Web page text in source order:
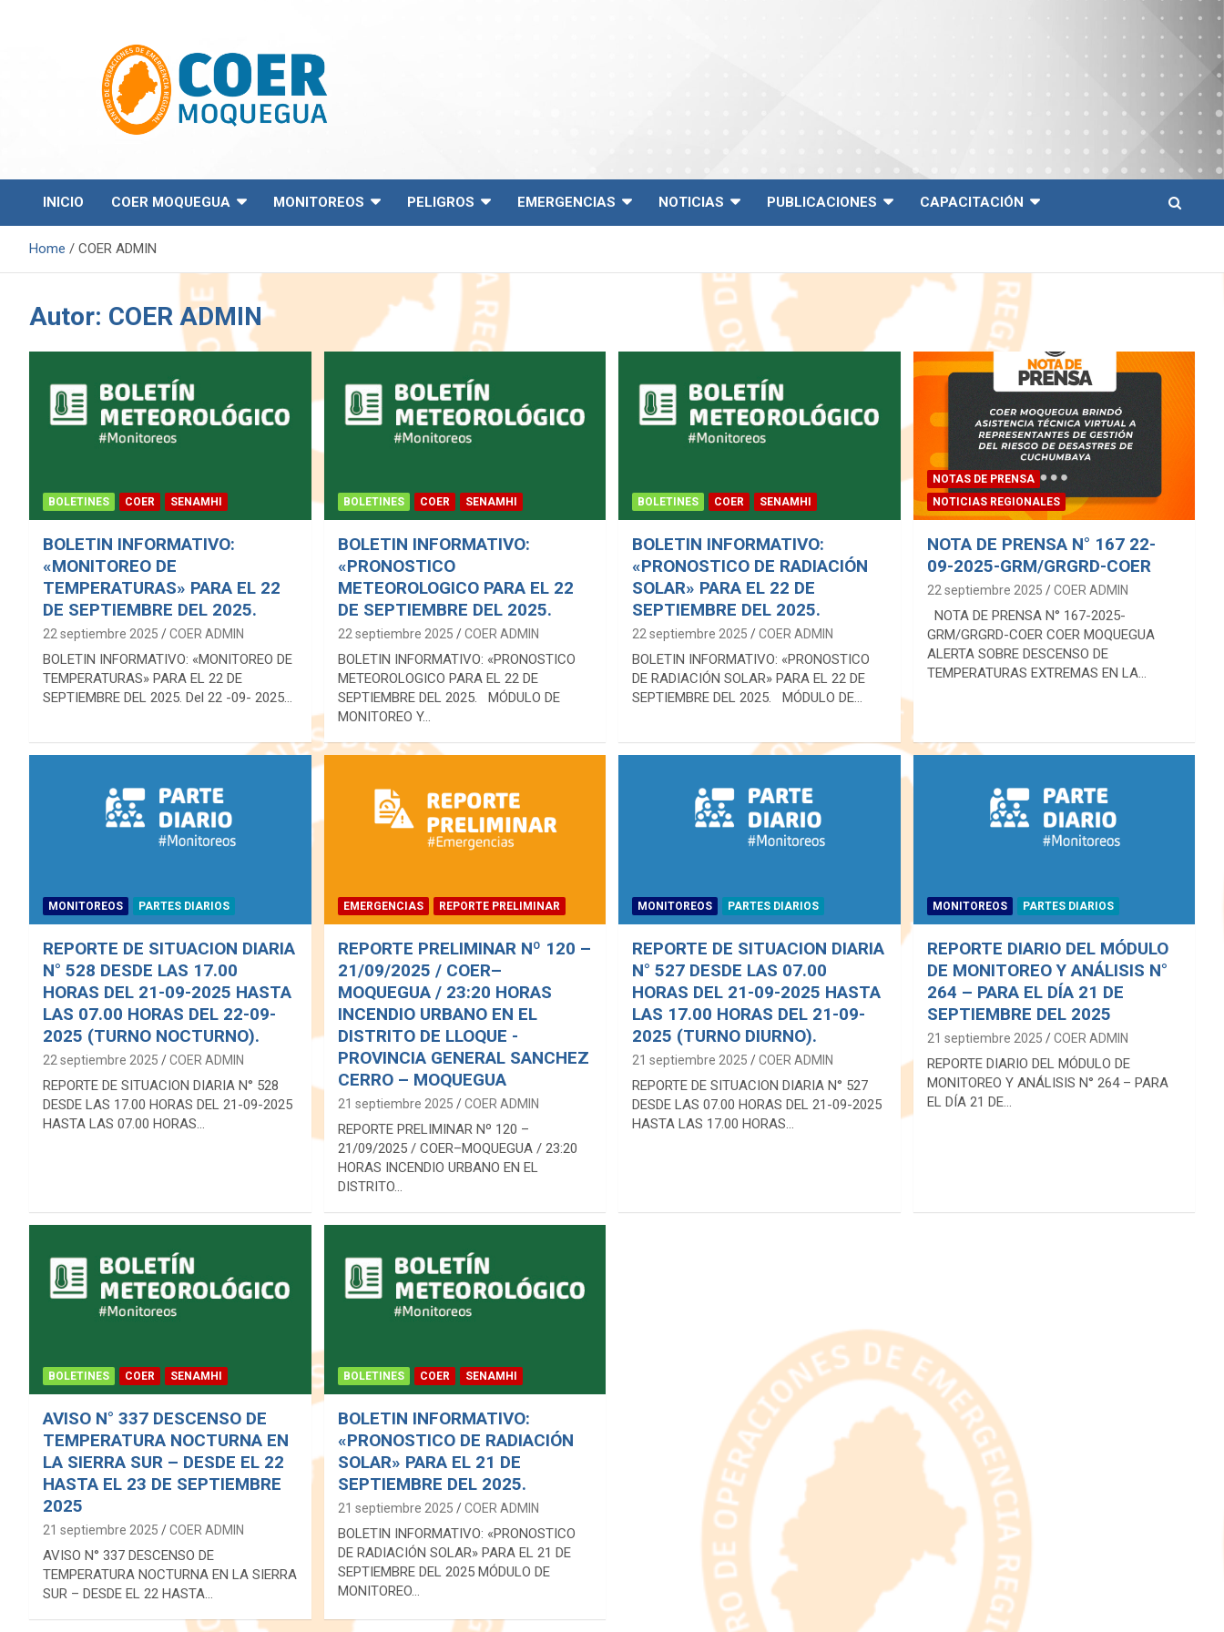
t
COER Moquegua
INICIO COER MOQUEGUA MONITOREOS PELIGROS EMERGENCIAS NOTICIAS PUBLICACIONES CAPACITACIÓN
Home COER ADMIN
Autor: COER ADMIN
BOLETINES COER SENAMHI
BOLETIN INFORMATIVO:
«MONITOREO DE
TEMPERATURAS» PARA EL 22
DE SEPTIEMBRE DEL 2025.
22 septiembre 2025 COER ADMIN
BOLETIN INFORMATIVO: «MONITOREO DE
TEMPERATURAS» PARA EL 22 DE
SEPTIEMBRE DEL 2025. Del 22 -09- 2025…
BOLETINES COER SENAMHI
BOLETIN INFORMATIVO:
«PRONOSTICO
METEOROLOGICO PARA EL 22
DE SEPTIEMBRE DEL 2025.
22 septiembre 2025 COER ADMIN
BOLETIN INFORMATIVO: «PRONOSTICO
METEOROLOGICO PARA EL 22 DE
SEPTIEMBRE DEL 2025. MÓDULO DE
MONITOREO Y…
BOLETINES COER SENAMHI
BOLETIN INFORMATIVO:
«PRONOSTICO DE RADIACIÓN
SOLAR» PARA EL 22 DE
SEPTIEMBRE DEL 2025.
22 septiembre 2025 COER ADMIN
BOLETIN INFORMATIVO: «PRONOSTICO
DE RADIACIÓN SOLAR» PARA EL 22 DE
SEPTIEMBRE DEL 2025. MÓDULO DE…
NOTAS DE PRENSA
NOTICIAS REGIONALES
NOTA DE PRENSA N° 167 22-
09-2025-GRM/GRGRD-COER
22 septiembre 2025 COER ADMIN
NOTA DE PRENSA N° 167-2025-
GRM/GRGRD-COER COER MOQUEGUA
ALERTA SOBRE DESCENSO DE
TEMPERATURAS EXTREMAS EN LA…
MONITOREOS PARTES DIARIOS
REPORTE DE SITUACION DIARIA
N° 528 DESDE LAS 17.00
HORAS DEL 21-09-2025 HASTA
LAS 07.00 HORAS DEL 22-09-
2025 (TURNO NOCTURNO).
22 septiembre 2025 COER ADMIN
REPORTE DE SITUACION DIARIA N° 528
DESDE LAS 17.00 HORAS DEL 21-09-2025
HASTA LAS 07.00 HORAS…
EMERGENCIAS REPORTE PRELIMINAR
REPORTE PRELIMINAR Nº 120 –
21/09/2025 / COER–
MOQUEGUA / 23:20 HORAS
INCENDIO URBANO EN EL
DISTRITO DE LLOQUE -
PROVINCIA GENERAL SANCHEZ
CERRO – MOQUEGUA
21 septiembre 2025 COER ADMIN
REPORTE PRELIMINAR Nº 120 –
21/09/2025 / COER–MOQUEGUA / 23:20
HORAS INCENDIO URBANO EN EL
DISTRITO…
MONITOREOS PARTES DIARIOS
REPORTE DE SITUACION DIARIA
N° 527 DESDE LAS 07.00
HORAS DEL 21-09-2025 HASTA
LAS 17.00 HORAS DEL 21-09-
2025 (TURNO DIURNO).
21 septiembre 2025 COER ADMIN
REPORTE DE SITUACION DIARIA N° 527
DESDE LAS 07.00 HORAS DEL 21-09-2025
HASTA LAS 17.00 HORAS…
MONITOREOS PARTES DIARIOS
REPORTE DIARIO DEL MÓDULO
DE MONITOREO Y ANÁLISIS N°
264 – PARA EL DÍA 21 DE
SEPTIEMBRE DEL 2025
21 septiembre 2025 COER ADMIN
REPORTE DIARIO DEL MÓDULO DE
MONITOREO Y ANÁLISIS N° 264 – PARA
EL DÍA 21 DE…
BOLETINES COER SENAMHI
AVISO N° 337 DESCENSO DE
TEMPERATURA NOCTURNA EN
LA SIERRA SUR – DESDE EL 22
HASTA EL 23 DE SEPTIEMBRE
2025
21 septiembre 2025 COER ADMIN
AVISO N° 337 DESCENSO DE
TEMPERATURA NOCTURNA EN LA SIERRA
SUR – DESDE EL 22 HASTA…
BOLETINES COER SENAMHI
BOLETIN INFORMATIVO:
«PRONOSTICO DE RADIACIÓN
SOLAR» PARA EL 21 DE
SEPTIEMBRE DEL 2025.
21 septiembre 2025 COER ADMIN
BOLETIN INFORMATIVO: «PRONOSTICO
DE RADIACIÓN SOLAR» PARA EL 21 DE
SEPTIEMBRE DEL 2025 MÓDULO DE
MONITOREO…